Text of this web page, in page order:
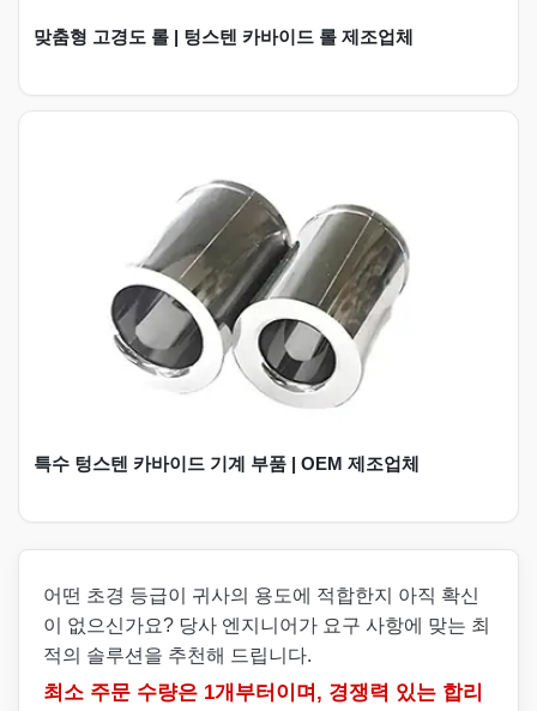
맞춤형 고경도 롤 | 텅스텐 카바이드 롤 제조업체
특수 텅스텐 카바이드 기계 부품 | OEM 제조업체
어떤 초경 등급이 귀사의 용도에 적합한지 아직 확신
이 없으신가요? 당사 엔지니어가 요구 사항에 맞는 최
적의 솔루션을 추천해 드립니다.
최소 주문 수량은 1개부터이며, 경쟁력 있는 합리